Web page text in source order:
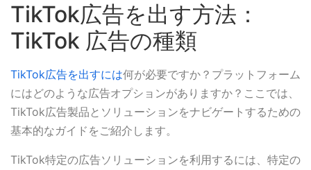
TikTok広告を出す方法：
TikTok 広告の種類
TikTok広告を出すには何が必要ですか？プラットフォーム
にはどのような広告オプションがありますか？ここでは、
TikTok広告製品とソリューションをナビゲートするための
基本的なガイドをご紹介します。
TikTok特定の広告ソリューションを利用するには、特定の